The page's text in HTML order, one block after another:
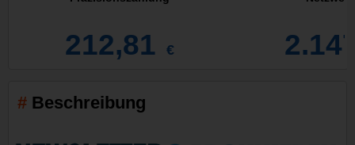
212,81 €
Beschreibung